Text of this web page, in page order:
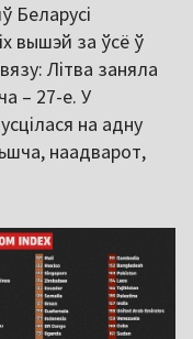
Беларусі
вышэй за ўсё ў
Літва заняла
– 27-е. У
на адну
наадварот,